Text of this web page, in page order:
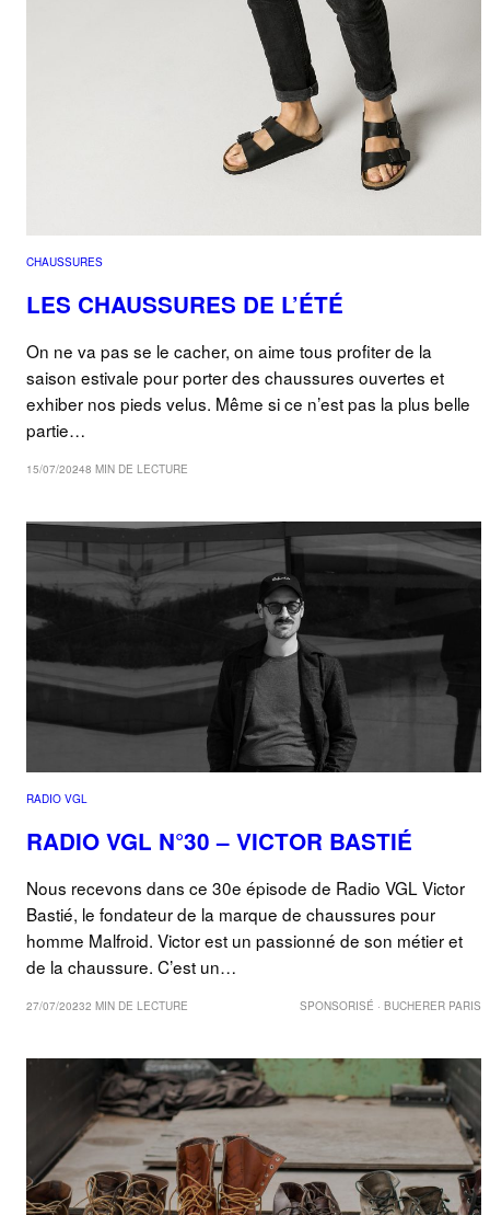
CHAUSSURES
LES CHAUSSURES DE L’ÉTÉ
On ne va pas se le cacher, on aime tous profiter de la
saison estivale pour porter des chaussures ouvertes et
exhiber nos pieds velus. Même si ce n’est pas la plus belle
partie…
15/07/20248 MIN DE LECTURE
RADIO VGL
RADIO VGL N°30 – VICTOR BASTIÉ
Nous recevons dans ce 30e épisode de Radio VGL Victor
Bastié, le fondateur de la marque de chaussures pour
homme Malfroid. Victor est un passionné de son métier et
de la chaussure. C’est un…
27/07/20232 MIN DE LECTURE SPONSORISÉ · BUCHERER PARIS